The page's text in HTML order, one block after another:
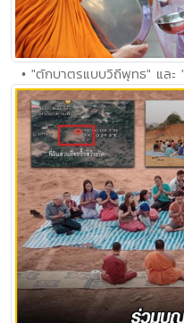
• "ตักบาตรแบบวิถีพุทธ" แล